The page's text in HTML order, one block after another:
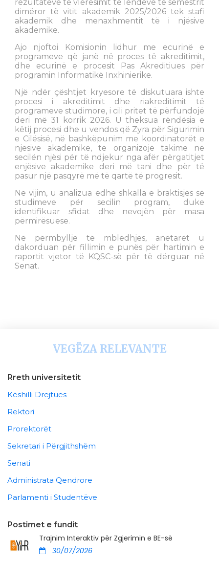
rezultateve të vlerësimit të lëndëve të semestrit
dimëror të vitit akademik 2025/2026 tek stafi
akademik dhe menaxhmentit të i njësive
akademike.
Ajo njoftoi Komisionin lidhur me ecurinë e
programeve që janë në proces të akreditimit,
dhe ecurinë e procesit Pas Akreditiues për
programin Informatikë Inxhinierike.
Një ndër çështjet kryesore të diskutuara ishte
procesi i akreditimit dhe riakreditimit të
programeve studimore, i cili pritet të përfundojë
deri më 31 korrik 2026. U theksua rëndësia e
këtij procesi dhe u vendos që Zyra për Sigurimin
e Cilësisë, në bashkëpunim me koordinatorët e
njësive akademike, të organizojë takime në
secilën njësi për të ndjekur nga afër përgatitjet
enjësive akademike deri më tani dhe për të
pasur një pasqyrë më të qartë të progresit.
Në vijim, u analizua edhe shkalla e braktisjes së
studimeve për secilin program, duke
identifikuar sfidat dhe nevojën për masa
përmirësuese.
Në përmbyllje të mbledhjes, anëtarët u
dakorduan për fillimin e punës për hartimin e
raportit vjetor të KQSC-së për të dërguar në
Senat.
VEGËZA RELEVANTE
Rreth universitetit
Këshilli Drejtues
Rektori
Prorektorët
Sekretari i Përgjithshëm
Senati
Administrata Qendrore
Parlamenti i Studentëve
Postimet e fundit
Trajnim Interaktiv për Zgjerimin e BE-së
30/07/2026